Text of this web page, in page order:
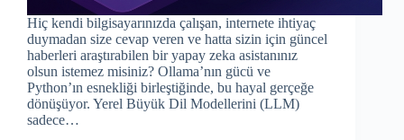
Hiç kendi bilgisayarınızda çalışan, internete ihtiyaç
duymadan size cevap veren ve hatta sizin için güncel
haberleri araştırabilen bir yapay zeka asistanınız
olsun istemez misiniz? Ollama’nın gücü ve
Python’ın esnekliği birleştiğinde, bu hayal gerçeğe
dönüşüyor. Yerel Büyük Dil Modellerini (LLM)
sadece…